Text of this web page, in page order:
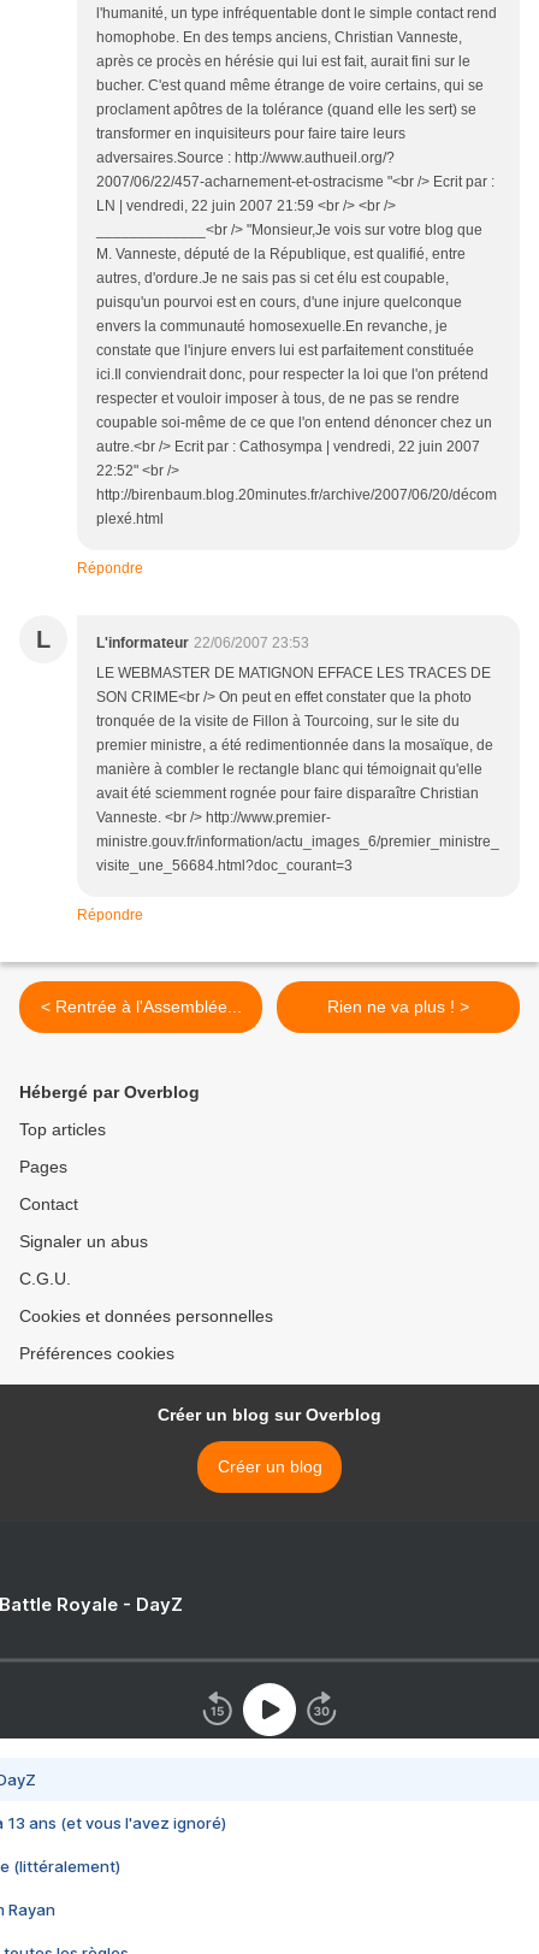
l'humanité, un type infréquentable dont le simple contact rend
homophobe. En des temps anciens, Christian Vanneste,
après ce procès en hérésie qui lui est fait, aurait fini sur le
bucher. C'est quand même étrange de voire certains, qui se
proclament apôtres de la tolérance (quand elle les sert) se
transformer en inquisiteurs pour faire taire leurs
adversaires.Source : http://www.authueil.org/?
2007/06/22/457-acharnement-et-ostracisme "<br /> Ecrit par :
LN | vendredi, 22 juin 2007 21:59 <br /> <br />
_____________<br /> "Monsieur,Je vois sur votre blog que
M. Vanneste, député de la République, est qualifié, entre
autres, d'ordure.Je ne sais pas si cet élu est coupable,
puisqu'un pourvoi est en cours, d'une injure quelconque
envers la communauté homosexuelle.En revanche, je
constate que l'injure envers lui est parfaitement constituée
ici.Il conviendrait donc, pour respecter la loi que l'on prétend
respecter et vouloir imposer à tous, de ne pas se rendre
coupable soi-même de ce que l'on entend dénoncer chez un
autre.<br /> Ecrit par : Cathosympa | vendredi, 22 juin 2007
22:52" <br />
http://birenbaum.blog.20minutes.fr/archive/2007/06/20/décom
plexé.html
Répondre
L L'informateur 22/06/2007 23:53
LE WEBMASTER DE MATIGNON EFFACE LES TRACES DE
SON CRIME<br /> On peut en effet constater que la photo
tronquée de la visite de Fillon à Tourcoing, sur le site du
premier ministre, a été redimentionnée dans la mosaïque, de
manière à combler le rectangle blanc qui témoignait qu'elle
avait été sciemment rognée pour faire disparaître Christian
Vanneste. <br /> http://www.premier-
ministre.gouv.fr/information/actu_images_6/premier_ministre_
visite_une_56684.html?doc_courant=3
Répondre
< Rentrée à l'Assemblée... Rien ne va plus ! >
Hébergé par Overblog
Top articles
Pages
Contact
Signaler un abus
C.G.U.
Cookies et données personnelles
Préférences cookies
Créer un blog sur Overblog
Créer un blog
Royale - DayZ
13 ans (et vous l'avez ignoré)
(littéralement)
Rayan